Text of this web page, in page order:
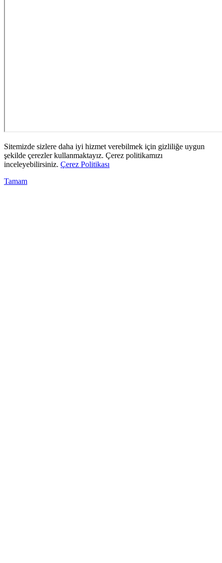
Sitemizde sizlere daha iyi hizmet verebilmek için gizliliğe uygun
şekilde çerezler kullanmaktayız. Çerez politikamızı
inceleyebilirsiniz. Çerez Politikası
Tamam